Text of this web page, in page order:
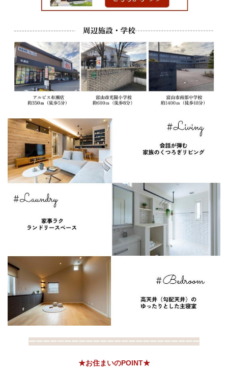
ーーーーーーーーーーーーーーーーーーーーーーーー
★お住まいのPOINT★